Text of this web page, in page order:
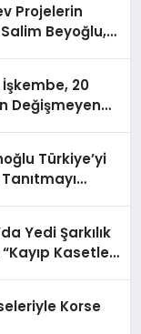
Projelerin
Beyoğlu,
20
Değişmeyen
Türkiye’yi
Yedi Şarkılık
Kasetler
Korse